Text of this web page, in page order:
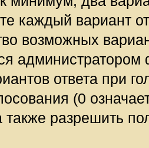
каждый вариант
возможных
ответа при
(0
разрешить